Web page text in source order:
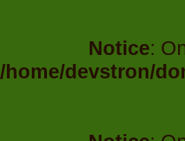
Notice:
/home/devstron/